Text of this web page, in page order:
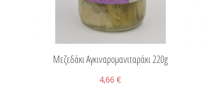
Μεζεδάκι Αγκιναρομανιταράκι 220g
4,66 €